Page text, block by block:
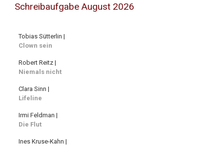
Schreibaufgabe August 2026
Tobias Sütterlin |
Clown sein
Robert Reitz |
Niemals nicht
Clara Sinn |
Lifeline
Irmi Feldman |
Die Flut
Ines Kruse-Kahn |